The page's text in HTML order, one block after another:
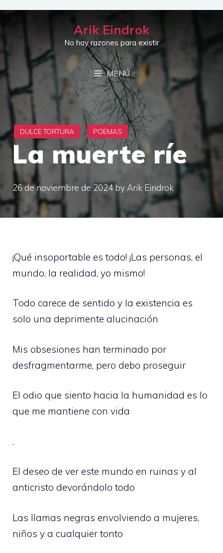
Saltar
contenido
Arik Eindrok
No hay razones para existir
MENÚ
La muerte ríe
26 de noviembre de 2024by Arik Eindrok
¡Qué insoportable es todo! ¡Las personas, el
mundo, la realidad, yo mismo!
Todo carece de sentido y la existencia es
solo una deprimente alucinación
Mis obsesiones han terminado por
desfragmentarme, pero debo proseguir
El odio que siento hacia la humanidad es lo
que me mantiene con vida
.
El deseo de ver este mundo en ruinas y al
anticristo devorándolo todo
Las llamas negras envolviendo a mujeres,
niños y a cualquier tonto